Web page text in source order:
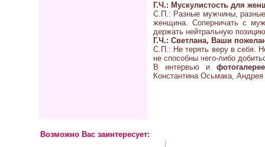
Г.Ч.: Мускулистость для
С.П.: Разные мужчины, разные
женщина. Соперничать с
держать нейтральную
Г.Ч.: Светлана, Ваши
С.П.: Не терять веру в себя.
не способны чего-либо
В интервью и
Константина Осьмака,
Возможно Вас заинтересует: